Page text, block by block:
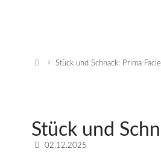
StartStück und Schnack: Prima Facie
Stück und
Datum:
02.12.2025